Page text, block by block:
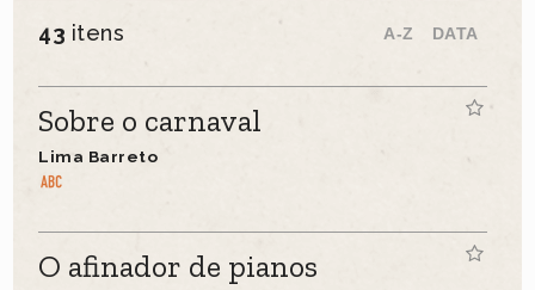
43 itens A-Z DATA
Sobre o carnaval
Lima Barreto
O afinador de pianos